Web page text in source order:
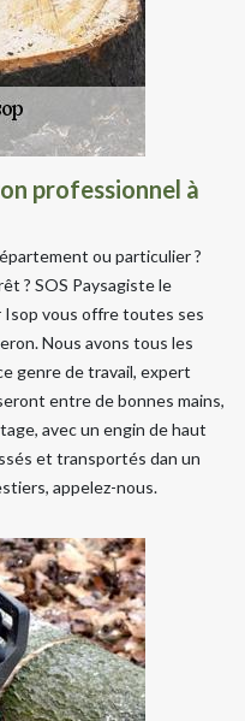
professionnel à
ou particulier ?
? SOS Paysagiste le
Isop vous offre toutes ses
Nous avons tous les
genre de travail, expert
entre de bonnes mains,
avec un engin de haut
et transportés dan un
appelez-nous.